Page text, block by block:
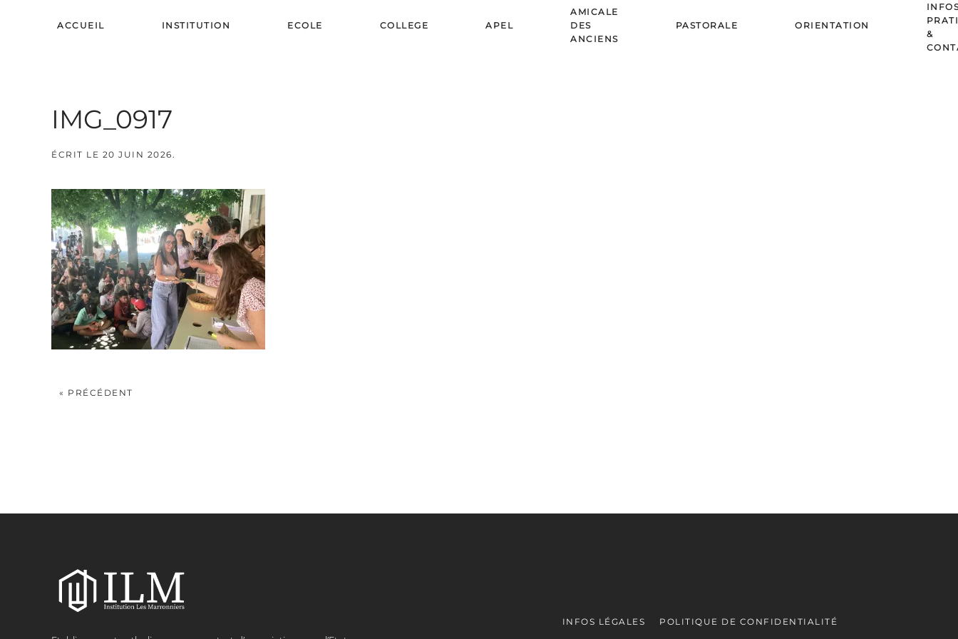
ACCUEIL INSTITUTION ECOLE COLLEGE APEL
AMICALE
DES
ANCIENS
PASTORALE ORIENTATION
&
IMG_0917
ÉCRIT LE 20 JUIN 2026.
« PRÉCÉDENT
INFOS LÉGALES POLITIQUE DE CONFIDENTIALITÉ